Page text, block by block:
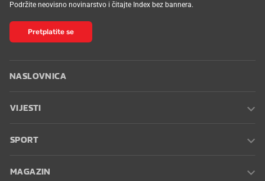
Podržite neovisno novinarstvo i čitajte Index bez bannera.
Pretplatite se
NASLOVNICA
VIJESTI
SPORT
MAGAZIN